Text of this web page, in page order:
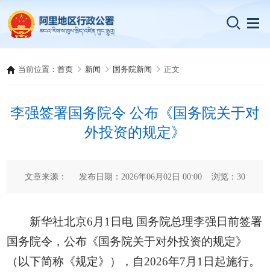
当前位置：首页 新闻 国务院新闻 正文
李强签署国务院令 公布《国务院关于对
外投资的规定》
文章来源： 发布日期：2026年06月02日 00:00 浏览： 30
新华社北京6月1日电 国务院总理李强日前签署
国务院令，公布《国务院关于对外投资的规定》
（以下简称《规定》），自2026年7月1日起施行。